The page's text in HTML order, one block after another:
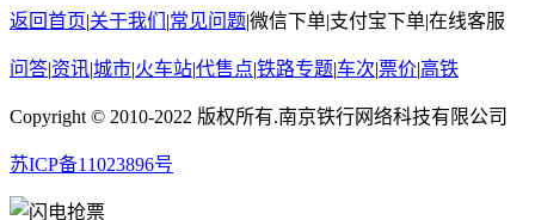
返回首页|关于我们 |常见问题|微信下单|支付宝下单|在线客服
问答|资讯|城市|火车站|代售点|铁路专题|车次|票价|高铁
Copyright © 2010-2022 版权所有.南京铁行网络科技有限公司
苏ICP备11023896号